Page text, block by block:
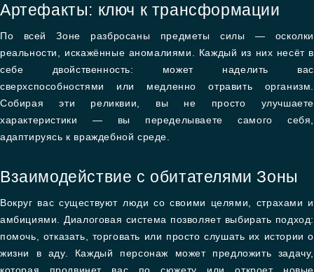
Артефакты: ключ к трансформации
По всей Зоне разбросаны предметы силы — осколки
реальности, искажённые аномалиями. Каждый из них несёт в
себе двойственность: может наделить вас
сверхспособностями или медленно отравить организм.
Собирая эти реликвии, вы не просто улучшаете
характеристики — вы переделываете самого себя,
адаптируясь к враждебной среде.
Взаимодействие с обитателями Зоны
Вокруг вас существуют люди со своими целями, страхами и
амбициями. Диалоговая система позволяет выбирать подход:
помочь, отказать, торговать или просто слушать их истории о
жизни в аду. Каждый персонаж может предложить задачу,